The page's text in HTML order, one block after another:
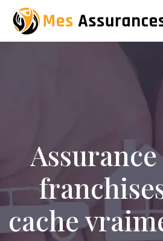
cache